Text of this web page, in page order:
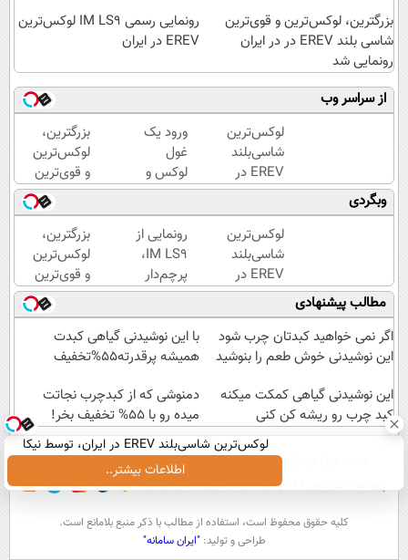
بزرگترین، لوکس‌ترین و قوی‌ترین
شاسی بلند EREV در در ایران
رونمایی شد
رونمایی رسمی IM LS9 لوکس‌ترین
EREV در ایران
از سراسر وب
لوکس‌ترین
شاسی‌بلند
EREV در
ایران،
توسط نیکا
موتور
رونمایی
شد!
ورود یک
غول
لوکس و
هوشمند
به ایران،
IM LS9
رسماً
رونمایی
شد
بزرگترین،
لوکس‌ترین
و قوی‌ترین
شاسی بلند
EREV در
در ایران
رونمایی
شد
وبگردی
لوکس‌ترین
شاسی‌بلند
EREV در
ایران،
توسط نیکا
موتور
رونمایی
رونمایی از
IM LS9،
پرچم‌دار
فوق‌لوکس
EREV
وارد بازار
ایران شد
بزرگترین،
لوکس‌ترین
و قوی‌ترین
شاسی بلند
EREV در
در ایران
رونمایی
مطالب پیشنهادی
اگر نمی خواهید کبدتان چرب شود
این نوشیدنی خوش طعم را بنوشید
با این نوشیدنی گیاهی کبدت
همیشه پرقدرته55%تخفیف
این نوشیدنی گیاهی کمکت میکنه
کبد چرب رو ریشه کن کنی
دمنوشی که از کبدچرب نجاتت
میده رو با 55% تخفیف بخر!
لوکس‌ترین شاسی‌بلند EREV در ایران، توسط نیکا
موتور رونمایی شد!
اطلاعات بیشتر.. عصر ایران۲ درباره عصرایران تماس با ما
آب و هوا اوقات شرعی سواد زندگی
كليه حقوق محفوظ است، استفاده از مطالب با ذكر منبع بلامانع است.
طراحی و تولید:"ایران سامانه"